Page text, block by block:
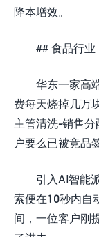
降本增效。
## 食品行业
华东一家高
费每天烧掉几万
主管清洗-销售分
户要么已被竞品
引入AI智能
索便在10秒内自
间，一位客户刚